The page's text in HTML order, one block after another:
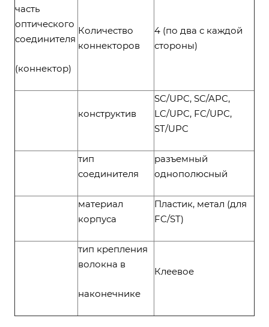
часть
оптического
соединителя
(коннектор)
Количество
коннекторов
4 (по два с каждой
стороны)
конструктив
SC/UPC, SC/APC,
LC/UPC, FC/UPC,
ST/UPC
тип
соединителя
разъемный
однополюсный
материал
корпуса
Пластик, метал (для
FC/ST)
тип крепления
волокна в
наконечнике
Клеевое